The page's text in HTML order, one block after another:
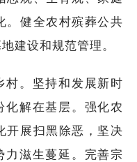
。健全农村殡葬公共
建设和规范管理。
村。坚持和发展新时
化解在基层。强化农
开展扫黑除恶，坚决
力滋生蔓延。完善宗